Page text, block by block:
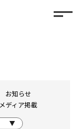
お知らせ
メディア掲載